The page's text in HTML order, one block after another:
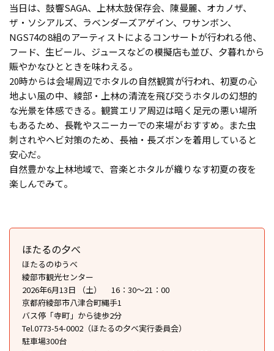
当日は、鼓響SAGA、上林太鼓保存会、陳曼麗、オカノザ、
ザ・ソシアルズ、ラベンダーズアゲイン、ワサンボン、
NGS74の8組のアーティストによるコンサートが行われる他、
フード、生ビール、ジュースなどの模擬店も並び、夕暮れから
賑やかなひとときを味わえる。
20時からは会場周辺でホタルの自然観賞が行われ、初夏の心
地よい風の中、綾部・上林の清流を飛び交うホタルの幻想的
な光景を体感できる。観賞エリア周辺は暗く足元の悪い場所
もあるため、長靴やスニーカーでの来場がおすすめ。また虫
刺されやヘビ対策のため、長袖・長ズボンを着用していると
安心だ。
自然豊かな上林地域で、音楽とホタルが織りなす初夏の夜を
楽しんでみて。
ほたるの夕べ
ほたるのゆうべ
綾部市観光センター
2026年6月13日 （土） 16：30～21：00
京都府綾部市八津合町縄手1
バス停「寺町」から徒歩2分
Tel.0773-54-0002（ほたるの夕べ実行委員会）
駐車場300台